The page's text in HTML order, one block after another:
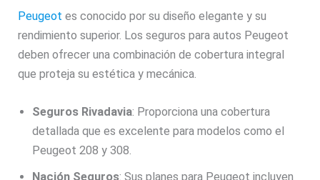
Peugeotes conocido por su diseño elegante y su
rendimiento superior. Los seguros para autos Peugeot
deben ofrecer una combinación de cobertura integral
que proteja su estética y mecánica.
Seguros Rivadavia: Proporciona una cobertura
detallada que es excelente para modelos como el
Peugeot 208 y 308.
Nación Seguros: Sus planes para Peugeot incluyen